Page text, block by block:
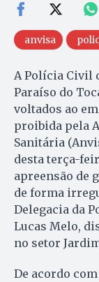
anvisa
A Polícia Civil
Paraíso do
voltados ao
proibida pela
Sanitária
desta terça-
apreensão de
de forma
Delegacia da
Lucas Melo,
no setor
De acordo